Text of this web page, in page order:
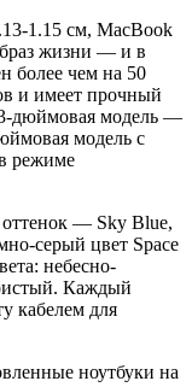
1.15 см, MacBook
жизни — и в
более чем на 50
и имеет прочный
дюймовая модель —
модель с
режиме
— Sky Blue,
серый цвет Space
небесно-
Каждый
кабелем для
ноутбуки на